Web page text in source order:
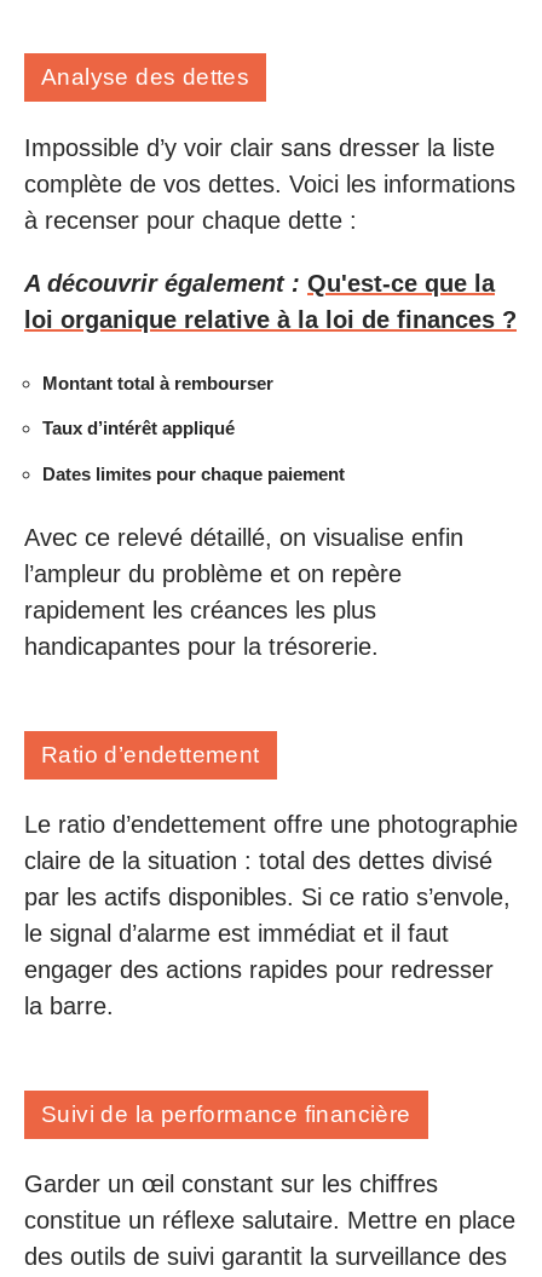
Analyse des dettes
Impossible d’y voir clair sans dresser la liste
complète de vos dettes. Voici les informations
à recenser pour chaque dette :
A découvrir également : Qu'est-ce que la
loi organique relative à la loi de finances ?
Montant total à rembourser
Taux d’intérêt appliqué
Dates limites pour chaque paiement
Avec ce relevé détaillé, on visualise enfin
l’ampleur du problème et on repère
rapidement les créances les plus
handicapantes pour la trésorerie.
Ratio d’endettement
Le ratio d’endettement offre une photographie
claire de la situation : total des dettes divisé
par les actifs disponibles. Si ce ratio s’envole,
le signal d’alarme est immédiat et il faut
engager des actions rapides pour redresser
la barre.
Suivi de la performance financière
Garder un œil constant sur les chiffres
constitue un réflexe salutaire. Mettre en place
des outils de suivi garantit la surveillance des